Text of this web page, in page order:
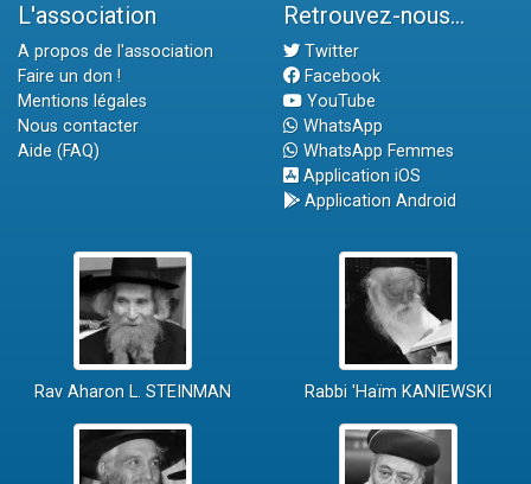
L'association
A propos de l'association
Faire un don !
Mentions légales
Nous contacter
Aide (FAQ)
Retrouvez-nous...
Twitter
Facebook
YouTube
WhatsApp
WhatsApp Femmes
Application iOS
Application Android
Rav Aharon L. STEINMAN Rabbi 'Haïm KANIEWSKI